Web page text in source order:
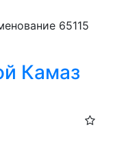
65115
Камаз